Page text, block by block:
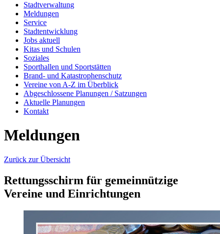
Stadtverwaltung
Meldungen
Service
Stadtentwicklung
Jobs aktuell
Kitas und Schulen
Soziales
Sporthallen und Sportstätten
Brand- und Katastrophenschutz
Vereine von A-Z im Überblick
Abgeschlossene Planungen / Satzungen
Aktuelle Planungen
Kontakt
Meldungen
Zurück zur Übersicht
Rettungsschirm für gemeinnützige
Vereine und Einrichtungen